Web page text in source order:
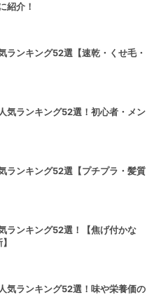
紹介！
ランキング52選【速乾・くせ毛・
気ランキング52選！初心者・メン
ランキング52選【プチプラ・髪質
ランキング52選！【焦げ付かな
気ランキング52選！味や栄養価の